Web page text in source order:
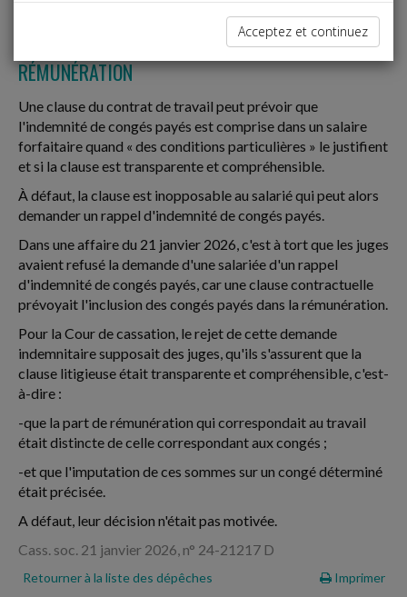
UNE CLAUSE TRANSPARENTE ET COMPRÉHENSIBLE
PEUT INCLURE LES CONGÉS PAYÉS DANS LA
RÉMUNÉRATION
Une clause du contrat de travail peut prévoir que
l'indemnité de congés payés est comprise dans un salaire
forfaitaire quand « des conditions particulières » le justifient
et si la clause est transparente et compréhensible.
À défaut, la clause est inopposable au salarié qui peut alors
demander un rappel d'indemnité de congés payés.
Dans une affaire du 21 janvier 2026, c'est à tort que les juges
avaient refusé la demande d'une salariée d'un rappel
d'indemnité de congés payés, car une clause contractuelle
prévoyait l'inclusion des congés payés dans la rémunération.
Pour la Cour de cassation, le rejet de cette demande
indemnitaire supposait des juges, qu'ils s'assurent que la
clause litigieuse était transparente et compréhensible, c'est-
à-dire :
-que la part de rémunération qui correspondait au travail
était distincte de celle correspondant aux congés ;
-et que l'imputation de ces sommes sur un congé déterminé
était précisée.
A défaut, leur décision n'était pas motivée.
Cass. soc. 21 janvier 2026, n° 24-21217 D
Retourner à la liste des dépêches Imprimer
Acceptez et continuez